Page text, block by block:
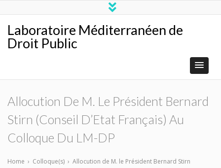
Laboratoire Méditerranéen de
Droit Public
Allocution De M. Le Président Bernard
Stirn (Conseil D’Etat Français) Au
Colloque Du LM-DP
Home › Colloque(s) › Allocution de M. le Président Bernard Stirn